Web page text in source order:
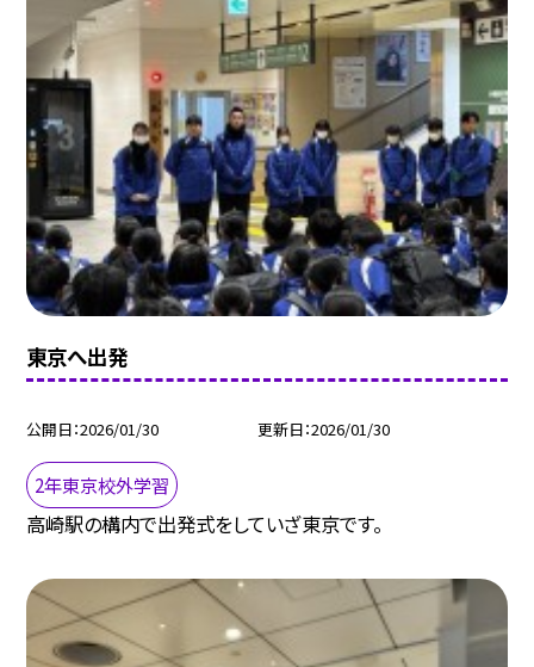
東京へ出発
公開日 2026/01/30 更新日 2026/01/30
2年東京校外学習
高崎駅の構内で出発式をしていざ東京です。